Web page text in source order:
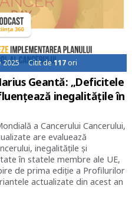
2025 Citit de117 ori
Geantă: „Deficitele
inegalitățile în
a Cancerului Cancerului,
are evaluează
inegalitățile și
în statele membre ale UE,
de prima ediție a Profilurilor
actualizate din acest an